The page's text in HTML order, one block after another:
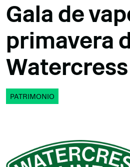
Gala de
primavera
PATRIMONIO